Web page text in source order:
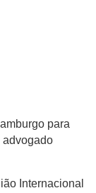
para
advogado
Internacional